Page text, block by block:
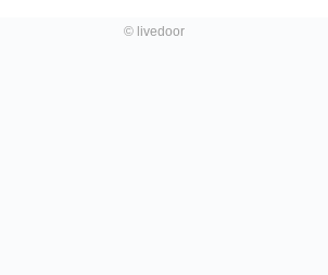
© livedoor